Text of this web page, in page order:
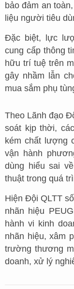
bảo đảm an
liệu người tiêu
Đặc biệt, lực
cung cấp thông
hữu trí tuệ trên
gây nhầm lẫn
mua sắm phụ
Theo Lãnh đạo
soát kịp thời,
kém chất lượng
vận hành
dùng hiểu sai
thuật trong quá
Hiện Đội QLTT
nhãn hiệu
hành vi kinh
nhãn hiệu, xâm
trường thương
doanh, xử lý